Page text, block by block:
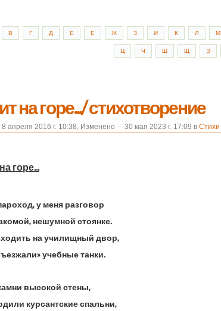
В Г Д Е Ё Ж З И К Л М
Ц Ч Ш Щ Э
на горе.../ стихотворение
8 апреля 2016 г. 10:38, Изменено - 30 мая 2023 г. 17:09 в Стихи
горе...
у меня разговор
нешумной стоянке.
на училищный двор,
учебные танки.
высокой стены,
курсантские спальни,